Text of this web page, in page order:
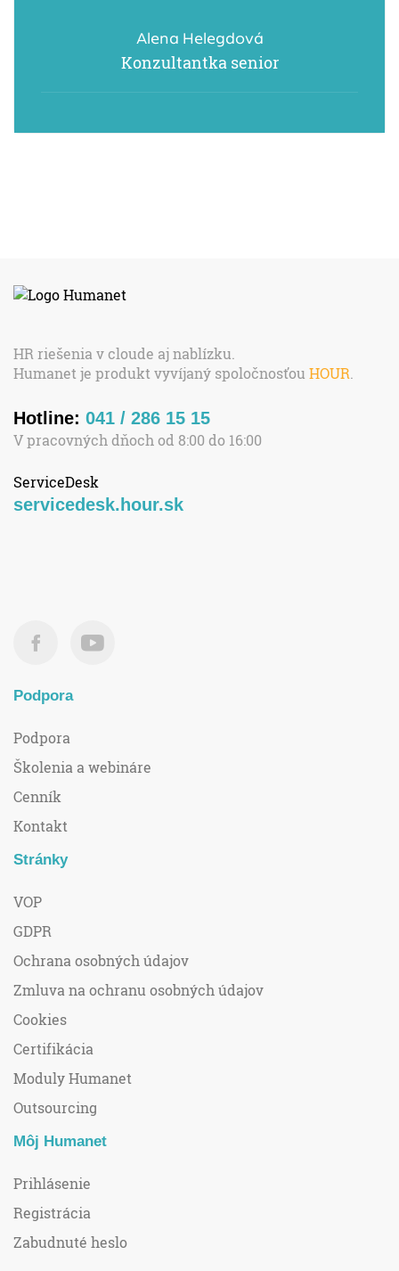
Alena Helegdová
Konzultantka senior
HR riešenia v cloude aj nablízku.
Humanet je produkt vyvíjaný spoločnosťou HOUR
Hotline: 041 / 286 15 15
V pracovných dňoch od 8:00 do 16:00
ServiceDesk
servicedesk.hour.sk
Podpora
Podpora
Školenia a webináre
Cenník
Kontakt
Stránky
VOP
GDPR
Ochrana osobných údajov
Zmluva na ochranu osobných údajov
Cookies
Certifikácia
Moduly Humanet
Outsourcing
Môj Humanet
Prihlásenie
Registrácia
Zabudnuté heslo